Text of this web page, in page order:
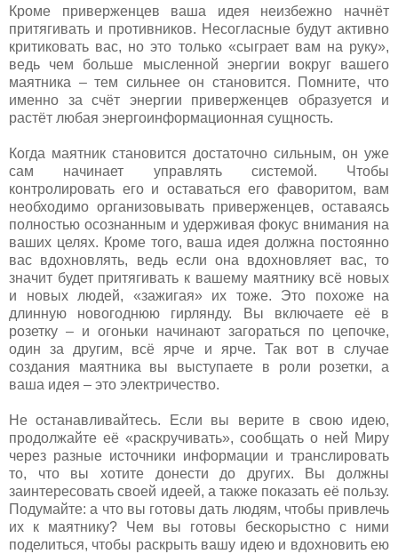
Кроме приверженцев ваша идея неизбежно начнёт
притягивать и противников. Несогласные будут активно
критиковать вас, но это только «сыграет вам на руку»,
ведь чем больше мысленной энергии вокруг вашего
маятника – тем сильнее он становится. Помните, что
именно за счёт энергии приверженцев образуется и
растёт любая энергоинформационная сущность.
Когда маятник становится достаточно сильным, он уже
сам начинает управлять системой. Чтобы
контролировать его и оставаться его фаворитом, вам
необходимо организовывать приверженцев, оставаясь
полностью осознанным и удерживая фокус внимания на
ваших целях. Кроме того, ваша идея должна постоянно
вас вдохновлять, ведь если она вдохновляет вас, то
значит будет притягивать к вашему маятнику всё новых
и новых людей, «зажигая» их тоже. Это похоже на
длинную новогоднюю гирлянду. Вы включаете её в
розетку – и огоньки начинают загораться по цепочке,
один за другим, всё ярче и ярче. Так вот в случае
создания маятника вы выступаете в роли розетки, а
ваша идея – это электричество.
Не останавливайтесь. Если вы верите в свою идею,
продолжайте её «раскручивать», сообщать о ней Миру
через разные источники информации и транслировать
то, что вы хотите донести до других. Вы должны
заинтересовать своей идеей, а также показать её пользу.
Подумайте: а что вы готовы дать людям, чтобы привлечь
их к маятнику? Чем вы готовы бескорыстно с ними
поделиться, чтобы раскрыть вашу идею и вдохновить ею